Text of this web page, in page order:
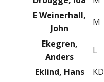
E Weinerhall,
John
M
Ekegren,
Anders
L
Eklind, Hans
KD